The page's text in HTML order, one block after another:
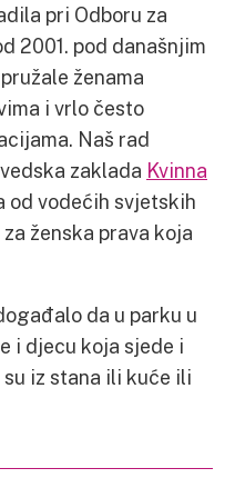
pri Odboru za
2001. pod današnjim
ženama
i vrlo često
Naš rad
zaklada Kvinna
od vodećih svjetskih
ženska prava koja
da u parku u
i djecu koja sjede i
iz stana ili kuće ili